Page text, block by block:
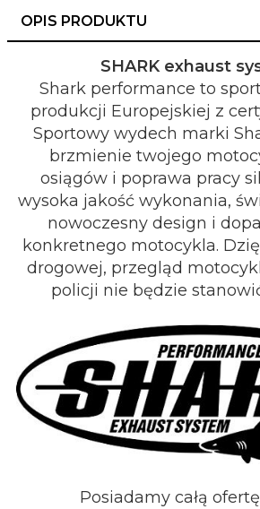
OPIS PRODUKTU
SHARK exhaust
Shark performance to
produkcji Europejskiej z
Sportowy wydech marki
brzmienie twojego
osiągów i poprawa pracy
wysoka jakość wykonania,
nowoczesny design i
konkretnego motocykla.
drogowej, przegląd
policji nie będzie
Posiadamy całą